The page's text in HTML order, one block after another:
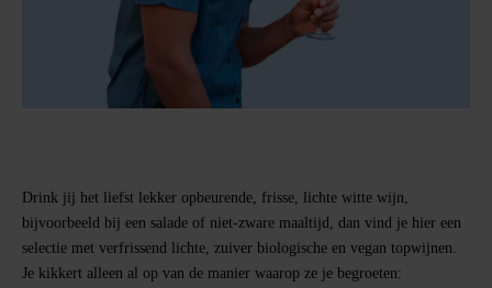
Drink jij het liefst lekker opbeurende, frisse, lichte witte wijn,
bijvoorbeeld bij een salade of niet-zware maaltijd, dan vind je hier een
selectie met verfrissend lichte, zuiver biologische en vegan topwijnen.
Je kikkert alleen al op van de manier waarop ze je begroeten: